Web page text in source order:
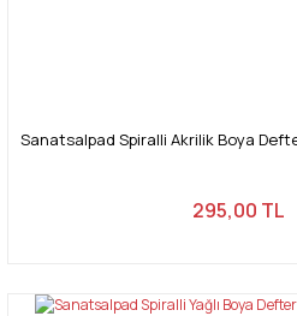
Sanatsalpad Spiralli Akrilik Boya
295,00 TL